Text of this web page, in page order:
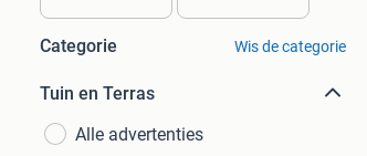
Categorie Wis de categorie
Tuin en Terras
Alle advertenties